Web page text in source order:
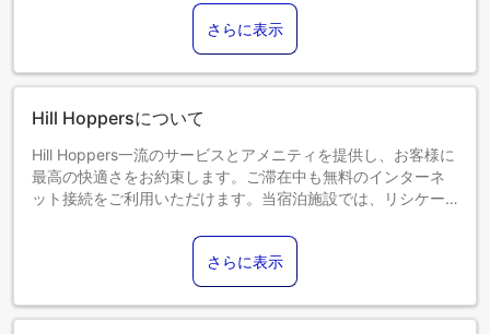
エキストラベッドをお申し込みください。
18歳以上のゲストは大人とみなされます。
エキストラベッドの追加可否は、お部屋タイプにより異なり
ます。各部屋タイプ欄の記載をご確認ください。
さらに表示
Hill Hoppersについて
Hill Hoppers一流のサービスとアメニティを提供し、お客様に
最高の快適さをお約束します。ご滞在中も無料のインターネ
ット接続をご利用いただけます。当宿泊施設では、リシケー
す。 フロントデスクが提供するコンシェルジュサービスを利
用して、毎日のアクティビティや旅行の計画を簡単に立てる
ことができます。 当宿泊施設では、館内のランドリーサービ
スを利用することで、お気に入りの旅行着を清潔に保つこと
さらに表示